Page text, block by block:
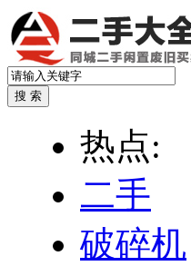
热点:
二手
破碎机